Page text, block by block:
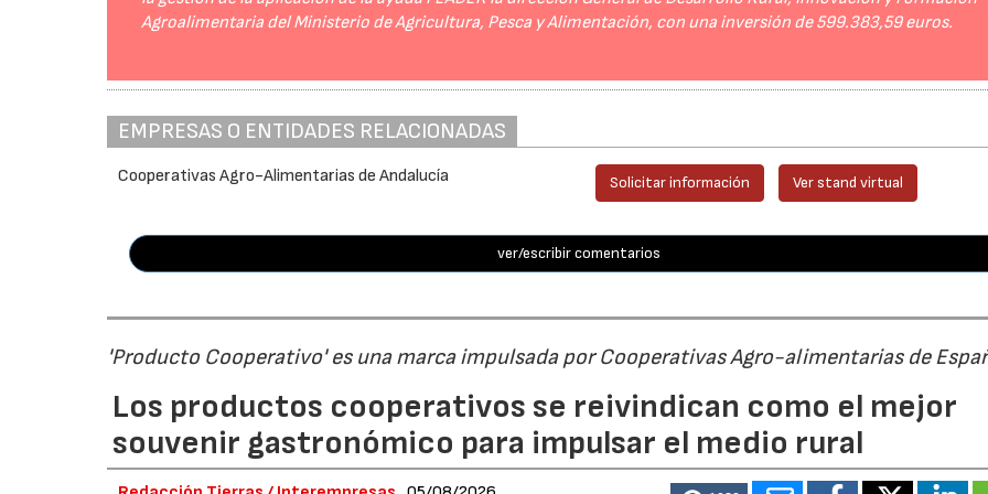
Agroalimentaria del Ministerio de Agricultura, Pesca y Alimentación, con una inversión de 599.383,59 euros.
EMPRESAS O ENTIDADES RELACIONADAS
Cooperativas Agro-Alimentarias de Andalucía Solicitar información Ver stand virtual
ver/escribir comentarios
'Producto Cooperativo' es una marca impulsada por Cooperativas Agro-alimentarias de
Los productos cooperativos se reivindican como el mejor
souvenir gastronómico para impulsar el medio rural